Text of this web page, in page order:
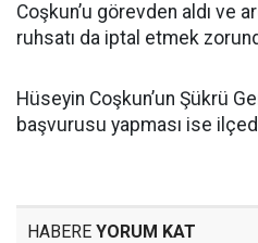
Coşkun’u görevden aldı ve
ruhsatı da iptal etmek
Hüseyin Coşkun’un Şükrü
başvurusu yapması ise
HABERE YORUM KAT